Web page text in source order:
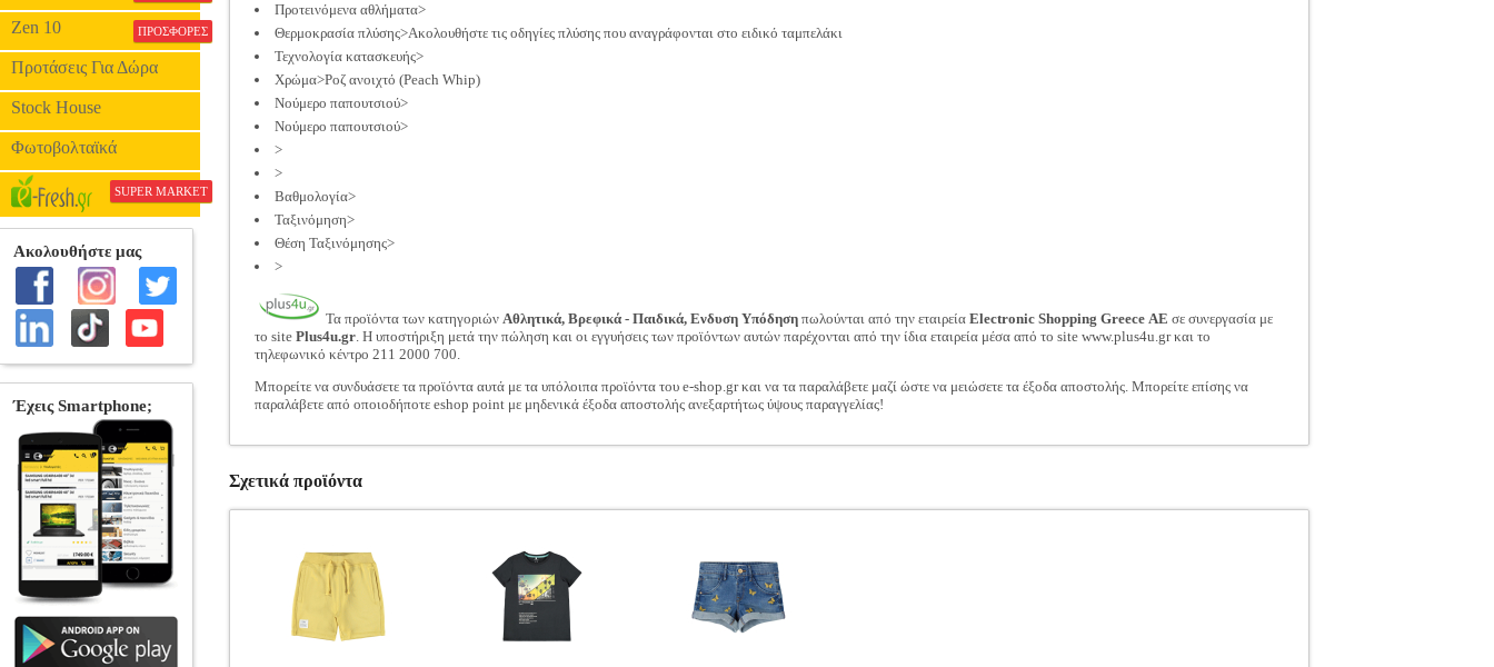
Zen 10 ΠΡΟΣΦΟΡΕΣ
Προτάσεις Για Δώρα
Stock House
Φωτοβολταϊκά
SUPER MARKET
Προτεινόμενα αθλήματα>
Θερμοκρασία πλύσης>Ακολουθήστε τις οδηγίες πλύσης που αναγράφονται στο ειδικό ταμπελάκι
Τεχνολογία κατασκευής>
Χρώμα>Ροζ ανοιχτό (Peach Whip)
Νούμερο παπουτσιού>
Νούμερο παπουτσιού>
>
>
Βαθμολογία>
Ταξινόμηση>
Θέση Ταξινόμησης>
>
Τα προϊόντα των κατηγοριών Αθλητικά, Βρεφικά - Παιδικά, Ενδυση Υπόδηση πωλούνται από την εταιρεία Electronic Shopping Greece ΑΕ σε συνεργασία με
το site Plus4u.gr. Η υποστήριξη μετά την πώληση και οι εγγυήσεις των προϊόντων αυτών παρέχονται από την ίδια εταιρεία μέσα από το site www.plus4u.gr και το
τηλεφωνικό κέντρο 211 2000 700.
Μπορείτε να συνδυάσετε τα προϊόντα αυτά με τα υπόλοιπα προϊόντα του e-shop.gr και να τα παραλάβετε μαζί ώστε να μειώσετε τα έξοδα αποστολής. Μπορείτε επίσης να
παραλάβετε από οποιοδήποτε eshop point με μηδενικά έξοδα αποστολής ανεξαρτήτως ύψους παραγγελίας!
Σχετικά προϊόντα